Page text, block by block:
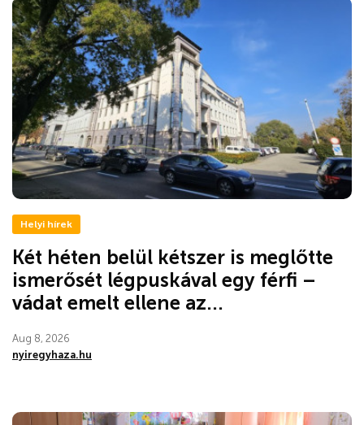
Helyi hírek
Két héten belül kétszer is meglőtte
ismerősét légpuskával egy férfi –
vádat emelt ellene az...
Aug 8, 2026
nyiregyhaza.hu